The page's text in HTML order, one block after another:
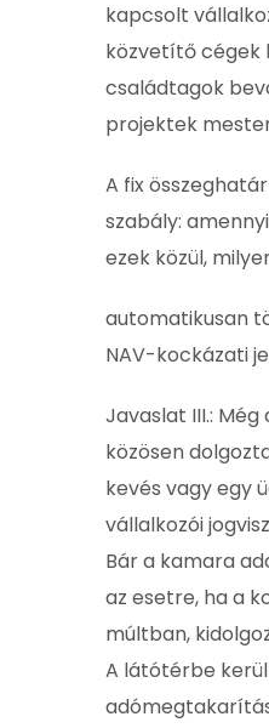
kapcsolt
közvetítő cégek
családtagok
projektek
A fix
szabály:
ezek közül,
automatikusan
NAV-kockázati
Javaslat III.:
közösen
kevés vagy egy
vállalkozói
Bár a kamara
az esetre, ha a
múltban,
A látótérbe